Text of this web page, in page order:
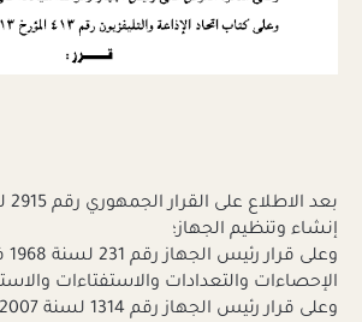
إنشاء وتنظيم الجهاز؛
الإحصاءات والتعدادات والاستفتاءات